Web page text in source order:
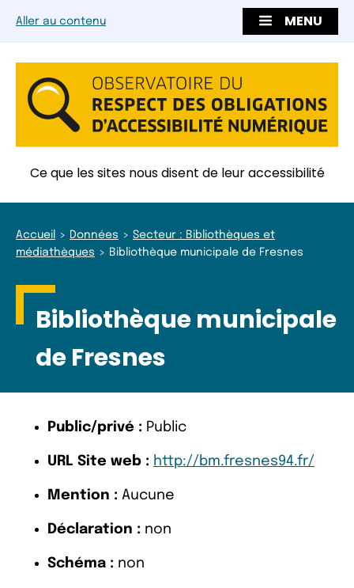
Aller au contenu MENU
Ce que les sites nous disent de leur accessibilité
Accueil Données
Secteur : Bibliothèques et
médiathèques
Bibliothèque municipale de Fresnes
Bibliothèque municipale
de Fresnes
Public/privé : Public
URL Site web : http://bm.fresnes94.fr/
Mention : Aucune
Déclaration : non
Schéma : non